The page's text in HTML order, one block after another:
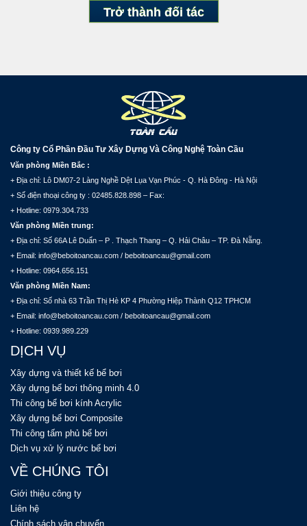
Trở thành đối tác
Công ty Cổ Phần Đầu Tư Xây Dựng Và Công Nghệ Toàn Cầu
Văn phòng Miền Bắc :
+ Địa chỉ: Lô DM07-2 Làng Nghề Dệt Lụa Vạn Phúc - Q. Hà Đông - Hà Nội
+ Số điện thoại công ty : 02485.828.898 – Fax:
+ Hotline: 0979.304.733
Văn phòng Miền trung:
+ Địa chỉ: Số 66A Lê Duẩn – P . Thạch Thang – Q. Hải Châu – TP. Đà Nẵng.
+ Email: info@beboitoancau.com / beboitoancau@gmail.com
+ Hotline: 0964.656.151
Văn phòng Miền Nam:
+ Địa chỉ: Số nhà 63 Trần Thị Hè KP 4 Phường Hiệp Thành Q12 TPHCM
+ Email: info@beboitoancau.com / beboitoancau@gmail.com
+ Hotline: 0939.989.229
DỊCH VỤ
Xây dựng và thiết kế bể bơi
Xây dựng bể bơi thông minh 4.0
Thi công bể bơi kính Acrylic
Xây dựng bể bơi Composite
Thi công tấm phủ bể bơi
Dịch vụ xử lý nước bể bơi
VỀ CHÚNG TÔI
Giới thiệu công ty
Liên hệ
Chính sách vận chuyển